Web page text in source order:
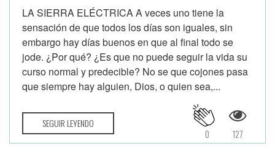
LA SIERRA ELÉCTRICA A veces uno tiene la
sensación de que todos los días son iguales, sin
embargo hay días buenos en que al final todo se
jode. ¿Por qué? ¿Es que no puede seguir la vida su
curso normal y predecible? No se que cojones pasa
que siempre hay alguien, Dios, o quien sea,...
SEGUIR LEYENDO
127
0